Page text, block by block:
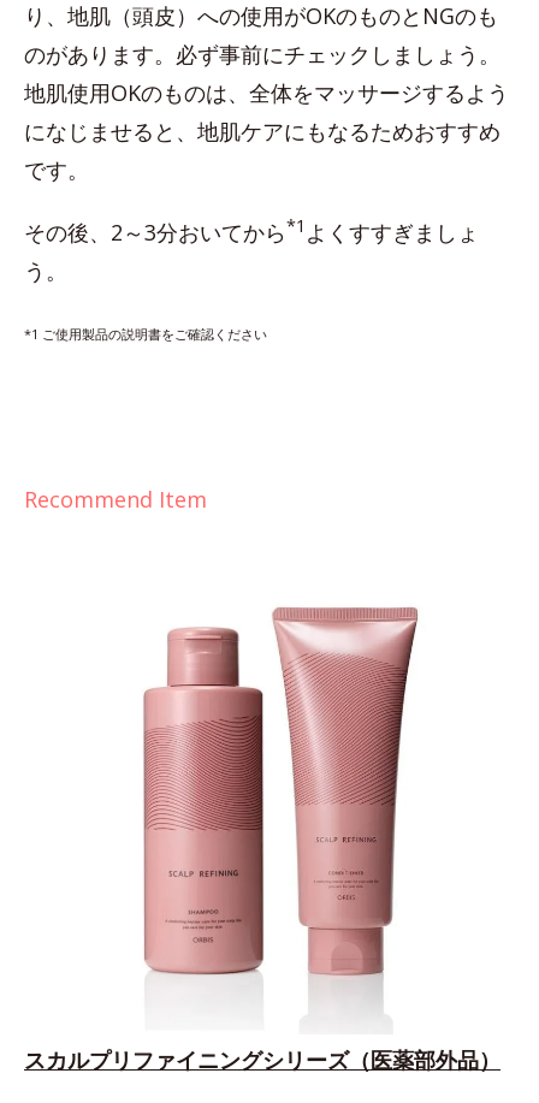
り、地肌（頭皮）への使用がOKのものとNGのも
のがあります。必ず事前にチェックしましょう。
地肌使用OKのものは、全体をマッサージするよう
になじませると、地肌ケアにもなるためおすすめ
です。
その後、2～3分おいてから*1 よくすすぎましょ
う。
*1 ご使用製品の説明書をご確認ください
Recommend Item
スカルプリファイニングシリーズ（医薬部外品）